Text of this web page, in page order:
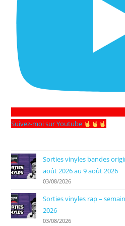
Suivez-moi sur Youtube
Sorties vinyles bandes
août 2026 au 9 août 2026
03/08/2026
Sorties vinyles rap –
2026
03/08/2026